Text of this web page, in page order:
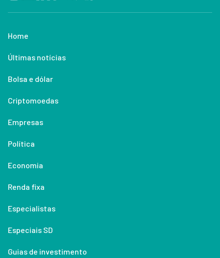
Home
Últimas notícias
Bolsa e dólar
Criptomoedas
Empresas
Política
Economia
Renda fixa
Especialistas
Especiais SD
Guias de investimento